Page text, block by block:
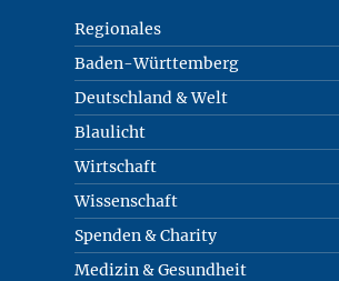
Regionales
Baden-Württemberg
Deutschland & Welt
Blaulicht
Wirtschaft
Wissenschaft
Spenden & Charity
Medizin & Gesundheit